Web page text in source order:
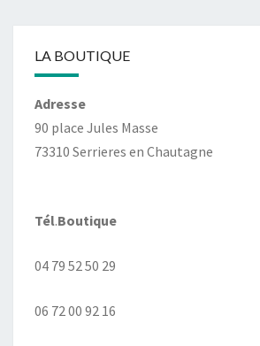
LA BOUTIQUE
Adresse
90 place Jules Masse
73310 Serrieres en Chautagne
Tél.Boutique
04 79 52 50 29
06 72 00 92 16